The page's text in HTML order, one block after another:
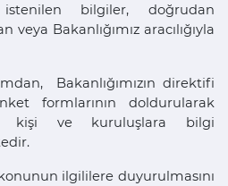
istenilen bilgiler, doğrudan
veya Bakanlığımız aracılığıyla
direktifi
formlarının doldurularak
kişi ve kuruluşlara bilgi
ilgililere duyurulmasını